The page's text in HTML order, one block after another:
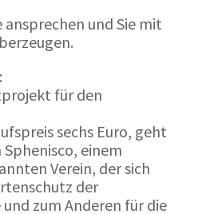
ansprechen und Sie mit
für den
sechs Euro, geht
einem
Verein, der sich
der
zum Anderen für die